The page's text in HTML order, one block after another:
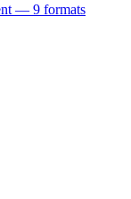
— 9 formats